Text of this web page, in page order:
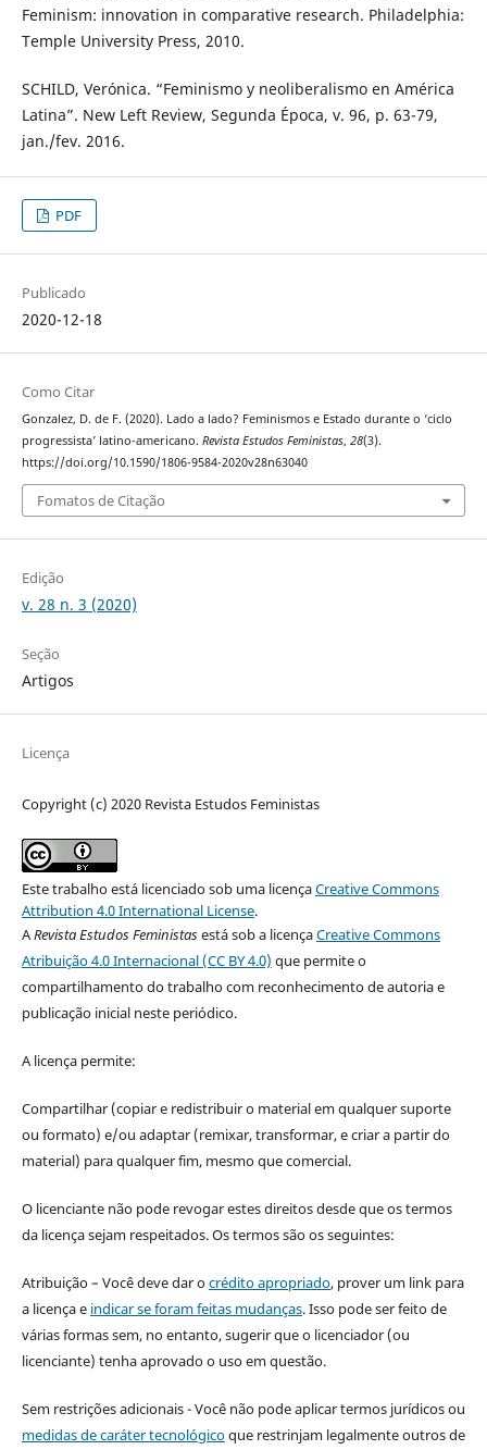
Feminism: innovation in comparative research. Philadelphia:
Temple University Press, 2010.
SCHILD, Verónica. “Feminismo y neoliberalismo en América
Latina”. New Left Review, Segunda Época, v. 96, p. 63-79,
jan./fev. 2016.
PDF
Publicado
2020-12-18
Como Citar
Gonzalez, D. de F. (2020). Lado a lado? Feminismos e Estado durante o ‘ciclo
progressista’ latino-americano. Revista Estudos Feministas, 28(3).
https://doi.org/10.1590/1806-9584-2020v28n63040
Fomatos de Citação
Edição
v. 28 n. 3 (2020)
Seção
Artigos
Licença
Copyright (c) 2020 Revista Estudos Feministas
Este trabalho está licenciado sob uma licençaCreative Commons
Attribution 4.0 International License.
ARevista Estudos Feministasestá sob a licençaCreative Commons
Atribuição 4.0 Internacional (CC BY 4.0) que permite o
compartilhamento do trabalho com reconhecimento de autoria e
publicação inicial neste periódico.
A licença permite:
Compartilhar (copiar e redistribuir o material em qualquer suporte
ou formato) e/ou adaptar (remixar, transformar, e criar a partir do
material) para qualquer fim, mesmo que comercial.
O licenciante não pode revogar estes direitos desde que os termos
da licença sejam respeitados. Os termos são os seguintes:
Atribuição – Você deve dar ocrédito apropriado, prover um link para
a licença e indicar se foram feitas mudanças. Isso pode ser feito de
várias formas sem, no entanto, sugerir que o licenciador (ou
licenciante) tenha aprovado o uso em questão.
Sem restrições adicionais - Você não pode aplicar termos jurídicos ou
medidas de caráter tecnológicoque restrinjam legalmente outros de